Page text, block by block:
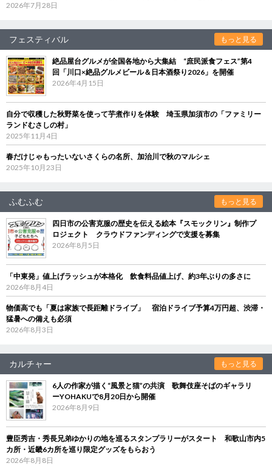
2026年7月28日
フェスティバル もっと見る
絶品屋台グルメが全国各地から大集結 “庶民派食フェス”第4
回「川口×絶品グルメビール＆日本酒祭り2026」を開催
2026年4月15日
自分で収穫した秋野菜を使って芋煮作りを体験 埼玉県加須市の「ファミリー
ランドむさしの村」
2025年11月4日
春だけじゃもったいないさくらの名所、加治川で秋のマルシェ
2025年10月23日
ふむふむ もっと見る
四日市の公害克服の歴史を伝える絵本『スモックリン』制作プ
ロジェクト クラウドファンディングで支援を募集
2026年8月5日
「中東発」値上げラッシュが本格化 飲食料品値上げ、約3年ぶりの多さに
2026年8月4日
物価高でも「夏は家族で長距離ドライブ」 宿泊ドライブ予算4万円超、渋滞・
猛暑への備えも必須
2026年8月3日
カルチャー もっと見る
6人の作家が描く“風景と猫”の共演 歌舞伎座そばのギャラリ
ーYOHAKUで8月20日から開催
2026年8月9日
豊臣秀吉・秀長兄弟ゆかりの地を巡るスタンプラリーがスタート 和歌山市内5
カ所・近畿6カ所を巡り限定グッズをもらおう
2026年8月8日